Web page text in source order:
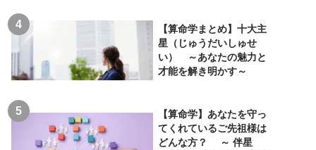
【算命学まとめ】十大主
星（じゅうだいしゅせ
い） ～あなたの魅力と
才能を解き明かす～
【算命学】あなたを守っ
てくれているご先祖様は
どんな方？ ～ 伴星